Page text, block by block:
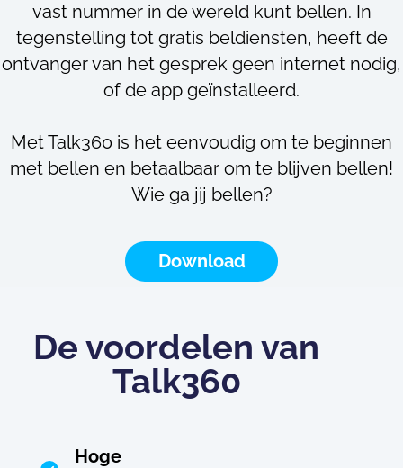
vast nummer in de wereld kunt bellen. In
tegenstelling tot gratis beldiensten, heeft de
ontvanger van het gesprek geen internet nodig,
of de app geïnstalleerd.
Met Talk360 is het eenvoudig om te beginnen
met bellen en betaalbaar om te blijven bellen!
Wie ga jij bellen?
Download
De voordelen van
Talk360
Hoge